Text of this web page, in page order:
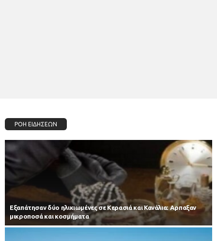
ΡΟΗ ΕΙΔΗΣΕΩΝ
Εξαπάτησαν δύο ηλικιωμένες σε Κερασιά και Κανάλια: Αρπαξαν
μικροποσά και κοσμήματα